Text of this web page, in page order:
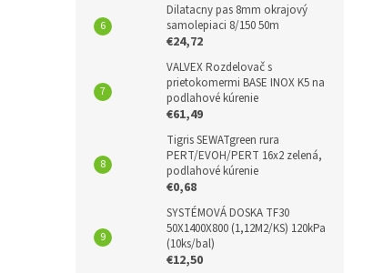
Dilatacny pas 8mm okrajový
samolepiaci 8/150 50m
€24,72
VALVEX Rozdelovač s
prietokomermi BASE INOX K5 na
podlahové kúrenie
€61,49
Tigris SEWATgreen rura
PERT/EVOH/PERT 16x2 zelená,
podlahové kúrenie
€0,68
SYSTÉMOVÁ DOSKA TF30
50X1400X800 (1,12M2/KS) 120kPa
(10ks/bal)
€12,50